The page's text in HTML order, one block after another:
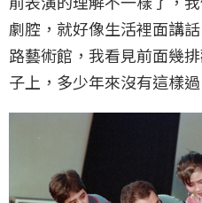
劇腔，就好像生活裡面講
路藝術館，我看見前面幾
子上，多少年來沒有這樣